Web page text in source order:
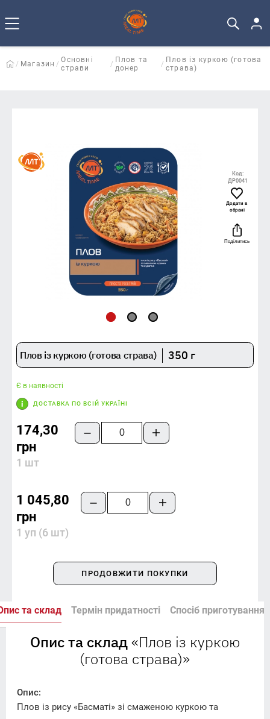
Магазин
Основні
страви
Плов та
донер
Плов із куркою (готова
страва)
Код:
ДР0041
Додати в
обрані
Поділитись
Плов із куркою (готова страва) 350 г
Є в наявності
ДОСТАВКА ПО ВСІЙ УКРАЇНІ
174,30
грн
1 шт
1 045,80
грн
1 уп (6 шт)
ПРОДОВЖИТИ ПОКУПКИ
та склад Термін придатності Спосіб приготування
Опис та склад«Плов із куркою
(готова страва)»
Опис:
Плов із рису «Басматі» зі смаженою куркою та